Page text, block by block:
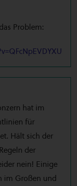
Problem:
hat im
für
Hält sich der
der
nein! Einige
im Großen und